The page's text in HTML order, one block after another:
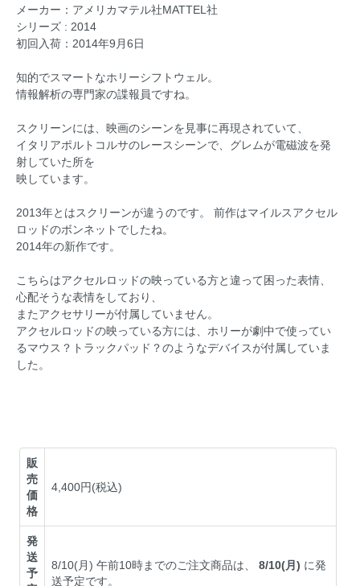
メーカー：アメリカマテル社MATTEL社
シリーズ : 2014
初回入荷：2014年9月6日
知的でスマートなホリーシフトウェル。
情報解析の専門家の諜報員ですね。
スクリーンには、映画のシーンを見事に再現されていて、
イタリアポルトコルサのレースシーンで、グレムが電磁波を発
射していた所を
映しています。
2013年とはスクリーンが違うのです。 前作はマイルスアクセル
ロッドのボンネットでしたね。
2014年の新作です。
こちらはアクセルロッドの映っている方と違って困った表情、
心配そうな表情をしており、
またアクセサリーが付属していません。
アクセルロッドの映っている方には、ホリーが劇中で使ってい
るマウス？トラックパッド？のようなデバイスが付属していま
した。
販
売
価
格
4,400円(税込)
発
送
予
8/10(月) 午前10時までのご注文商品は、8/10(月) に発
送予定です。